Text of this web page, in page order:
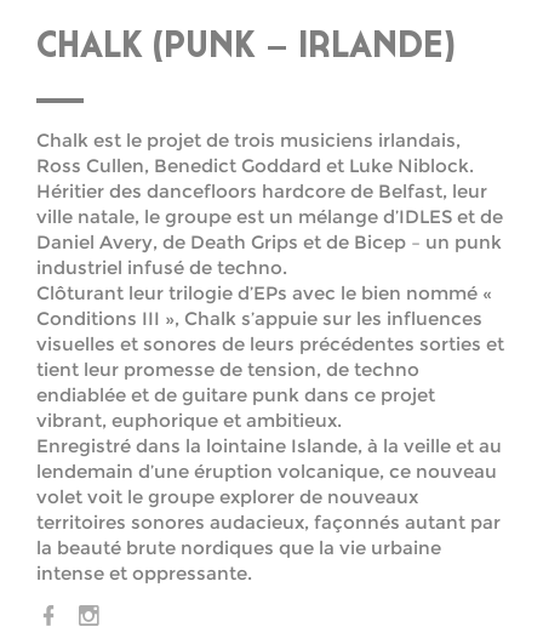
CHALK (PUNK – IRLANDE)
Chalk est le projet de trois musiciens irlandais,
Ross Cullen, Benedict Goddard et Luke Niblock.
Héritier des dancefloors hardcore de Belfast, leur
ville natale, le groupe est un mélange d’IDLES et de
Daniel Avery, de Death Grips et de Bicep – un punk
industriel infusé de techno.
Clôturant leur trilogie d’EPs avec le bien nommé «
Conditions III », Chalk s’appuie sur les influences
visuelles et sonores de leurs précédentes sorties et
tient leur promesse de tension, de techno
endiablée et de guitare punk dans ce projet
vibrant, euphorique et ambitieux.
Enregistré dans la lointaine Islande, à la veille et au
lendemain d’une éruption volcanique, ce nouveau
volet voit le groupe explorer de nouveaux
territoires sonores audacieux, façonnés autant par
la beauté brute nordiques que la vie urbaine
intense et oppressante.